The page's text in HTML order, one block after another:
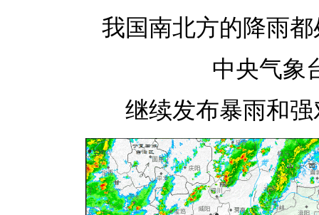
我国南北方的降雨
中央气象
继续发布暴雨和